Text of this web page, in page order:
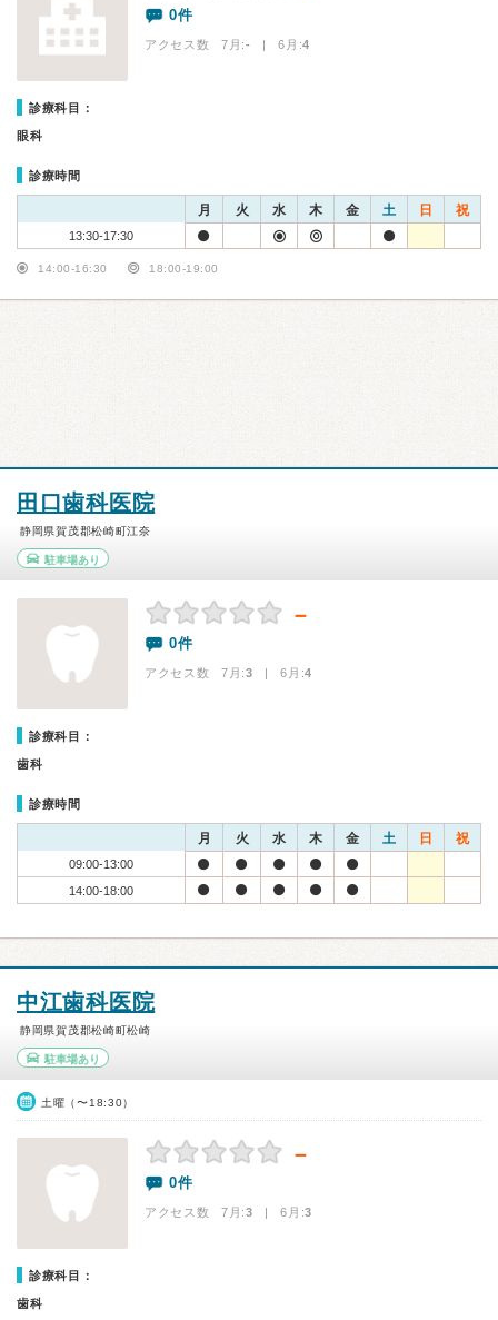
0件
アクセス数 7月:- | 6月:4
診療科目：
眼科
診療時間
月 火 水 木 金 土 日 祝
13:30-17:30
14:00-16:30 18:00-19:00
田口歯科医院
静岡県賀茂郡松崎町江奈
駐車場あり
－
0件
アクセス数 7月:3 | 6月:4
診療科目：
歯科
診療時間
月 火 水 木 金 土 日 祝
09:00-13:00
14:00-18:00
中江歯科医院
静岡県賀茂郡松崎町松崎
駐車場あり
土曜（〜18:30）
－
0件
アクセス数 7月:3 | 6月:3
診療科目：
歯科